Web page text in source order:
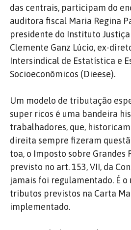
das centrais, participam do
auditora fiscal Maria Regina
presidente do Instituto Justiça
Clemente Ganz Lúcio, ex-
Intersindical de Estatística e
Socioeconômicos (Dieese).
Um modelo de tributação
super ricos é uma bandeira
trabalhadores, que,
direita sempre fizeram
toa, o Imposto sobre Grandes
previsto no art. 153, VII, da
jamais foi regulamentado. É o
tributos previstos na Carta
implementado.